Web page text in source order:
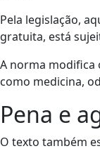
Pela legislação,
gratuita, está
A norma modifica
como medicina,
Pena e
O texto também